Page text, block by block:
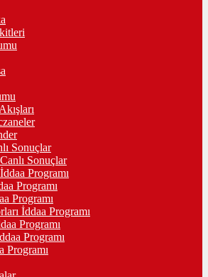
Sonuçlar
Sonuçlar
Programı
Programı
Programı
İddaa Programı
Programı
Programı
Programı